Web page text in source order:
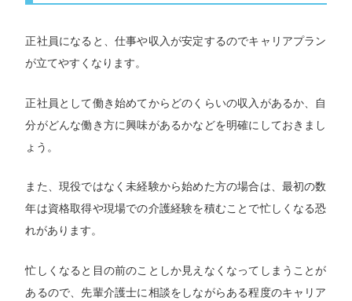
正社員になると、仕事や収入が安定するのでキャリアプラン
が立てやすくなります。
正社員として働き始めてからどのくらいの収入があるか、自
分がどんな働き方に興味があるかなどを明確にしておきまし
ょう。
また、現役ではなく未経験から始めた方の場合は、最初の数
年は資格取得や現場での介護経験を積むことで忙しくなる恐
れがあります。
忙しくなると目の前のことしか見えなくなってしまうことが
あるので、先輩介護士に相談をしながらある程度のキャリア